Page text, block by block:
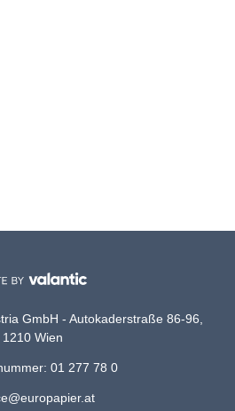
GmbH - Autokaderstraße 86-96,
1210 Wien
01 277 78 0